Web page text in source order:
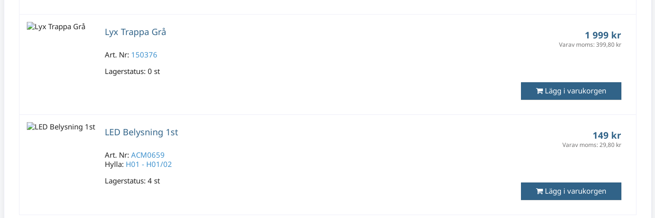
Lyx Trappa Grå
Art. Nr: 150376
Lagerstatus: 0 st
1 999 kr
Varav moms:399,80 kr
Lägg i varukorgen
LED Belysning 1st
Art. Nr: ACM0659
Hylla: H01 - H01/02
Lagerstatus: 4 st
149 kr
Varav moms:29,80 kr
Lägg i varukorgen